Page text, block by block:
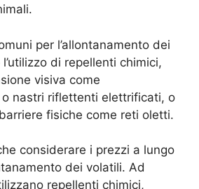
per l’allontanamento dei
di repellenti chimici,
visiva come
nastri riflettenti elettrificati, o
fisiche come reti oletti.
considerare i prezzi a lungo
dei volatili. Ad
repellenti chimici,